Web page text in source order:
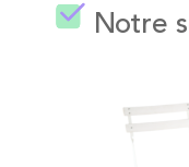
Notre